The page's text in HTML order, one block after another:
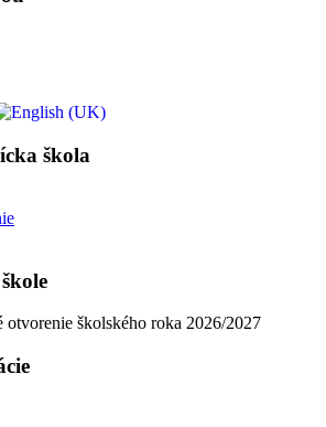
škola
otvorenie školského roka 2026/2027